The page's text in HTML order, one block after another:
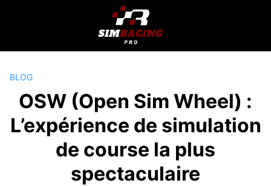
BLOG
OSW (Open Sim Wheel) :
L’expérience de simulation
de course la plus
spectaculaire